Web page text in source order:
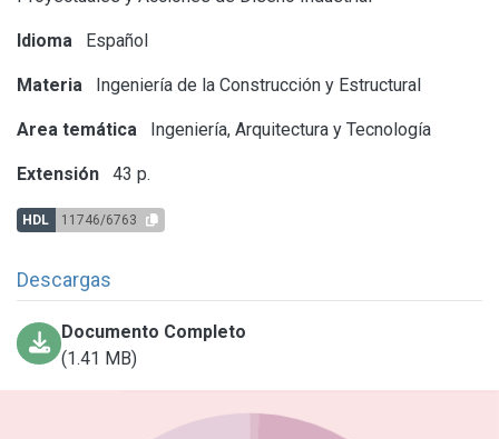
Idioma Español
Materia Ingeniería de la Construcción y Estructural
Area temática Ingeniería, Arquitectura y Tecnología
Extensión 43 p.
HDL 11746/6763
Descargas
Documento Completo
(1.41 MB)